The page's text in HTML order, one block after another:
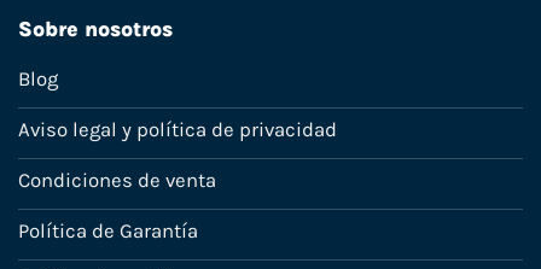
Sobre nosotros
Blog
Aviso legal y política de privacidad
Condiciones de venta
Política de Garantía